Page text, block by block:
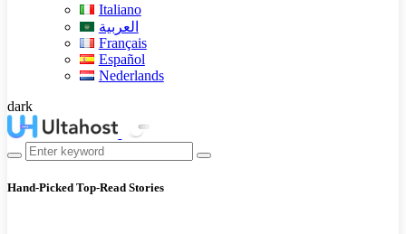
Italiano
العربية
Français
Español
Nederlands
dark
Hand-Picked Top-Read Stories